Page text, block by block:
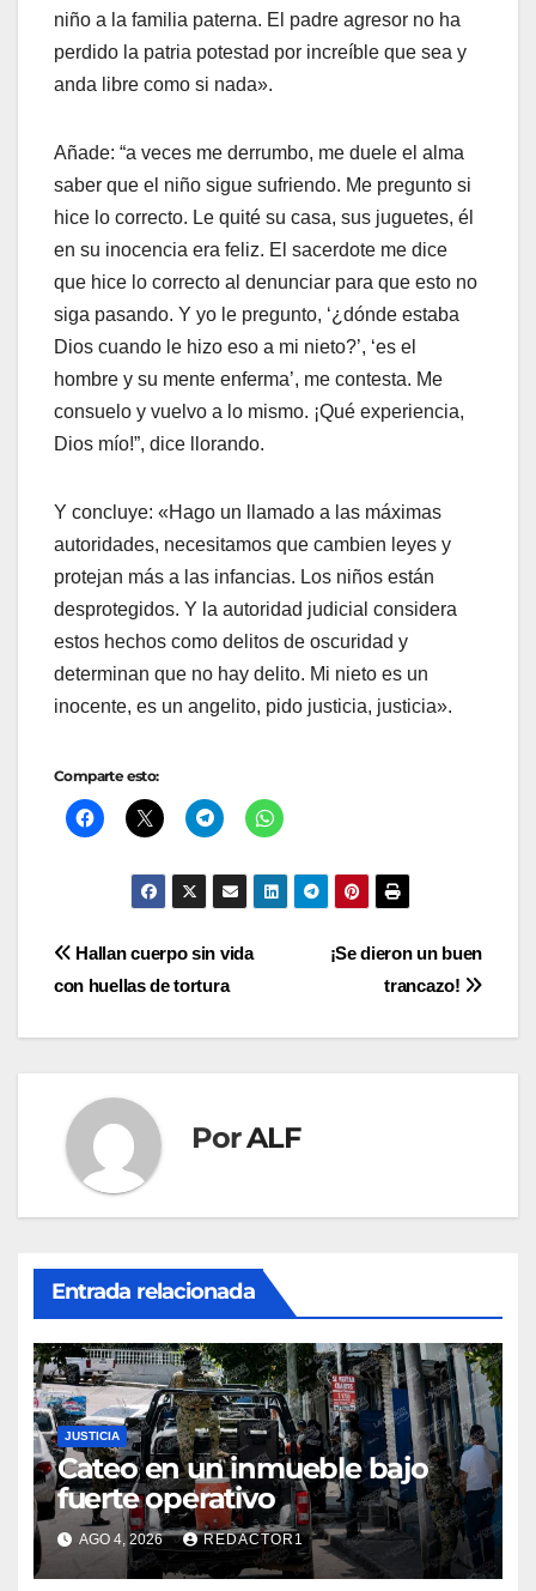
niño a la familia paterna. El padre agresor no ha
perdido la patria potestad por increíble que sea y
anda libre como si nada».
Añade: “a veces me derrumbo, me duele el alma
saber que el niño sigue sufriendo. Me pregunto si
hice lo correcto. Le quité su casa, sus juguetes, él
en su inocencia era feliz. El sacerdote me dice
que hice lo correcto al denunciar para que esto no
siga pasando. Y yo le pregunto, ‘¿dónde estaba
Dios cuando le hizo eso a mi nieto?’, ‘es el
hombre y su mente enferma’, me contesta. Me
consuelo y vuelvo a lo mismo. ¡Qué experiencia,
Dios mío!”, dice llorando.
Y concluye: «Hago un llamado a las máximas
autoridades, necesitamos que cambien leyes y
protejan más a las infancias. Los niños están
desprotegidos. Y la autoridad judicial considera
estos hechos como delitos de oscuridad y
determinan que no hay delito. Mi nieto es un
inocente, es un angelito, pido justicia, justicia».
Comparte esto:
Navegación
¡Se dieron un buen
trancazo!
Hallan cuerpo sin vida
con huellas de tortura
PorALF
Entrada relacionada
JUSTICIA
Cateo en un inmueble bajo
fuerte operativo
AGO 4, 2026 REDACTOR1